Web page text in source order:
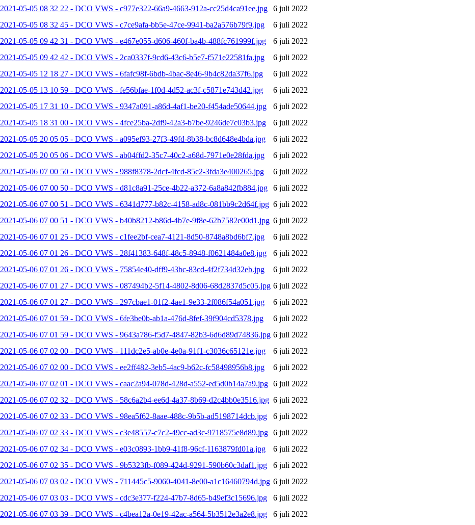
2021-05-05 08 32 22 - DCO VWS - c977e322-66a9-4663-912a-cc25d4ca91ee.jpg
6 juli 2022
2021-05-05 08 32 45 - DCO VWS - c7ce9afa-bb5e-47ce-9941-ba2a576b79f9.jpg
6 juli 2022
2021-05-05 09 42 31 - DCO VWS - e467e055-d606-460f-ba4b-488fc761999f.jpg
6 juli 2022
2021-05-05 09 42 42 - DCO VWS - 2ca0337f-9cd6-43c6-b5e7-f571e22581fa.jpg
6 juli 2022
2021-05-05 12 18 27 - DCO VWS - 6fafc98f-6bdb-4bac-8e46-9b4c82da37f6.jpg
6 juli 2022
2021-05-05 13 10 59 - DCO VWS - fe56bfae-1f0d-4d52-ac3f-c5871e743d42.jpg
6 juli 2022
2021-05-05 17 31 10 - DCO VWS - 9347a091-a86d-4af1-be20-f454ade50644.jpg
6 juli 2022
2021-05-05 18 31 00 - DCO VWS - 4fce25ba-2df9-42a3-b7be-9246de7c03b3.jpg
6 juli 2022
2021-05-05 20 05 05 - DCO VWS - a095ef93-27f3-49fd-8b38-bc8d648e4bda.jpg
6 juli 2022
2021-05-05 20 05 06 - DCO VWS - ab04ffd2-35c7-40c2-a68d-7971e0e28fda.jpg
6 juli 2022
2021-05-06 07 00 50 - DCO VWS - 988f8378-2dcf-4fcd-85c2-3fda3e400265.jpg
6 juli 2022
2021-05-06 07 00 50 - DCO VWS - d81c8a91-25ce-4b22-a372-6a8a842fb884.jpg
6 juli 2022
2021-05-06 07 00 51 - DCO VWS - 6341d777-b82c-4158-ad8c-081bb9c2d64f.jpg 6 juli 2022
2021-05-06 07 00 51 - DCO VWS - b40b8212-b86d-4b7e-9f8e-62b7582e00d1.jpg 6 juli 2022
2021-05-06 07 01 25 - DCO VWS - c1fee2bf-cea7-4121-8d50-8748a8bd6bf7.jpg
6 juli 2022
2021-05-06 07 01 26 - DCO VWS - 28f41383-648f-48c5-8948-f0621484a0e8.jpg
6 juli 2022
2021-05-06 07 01 26 - DCO VWS - 75854e40-dff9-43bc-83cd-4f2f734d32eb.jpg
6 juli 2022
2021-05-06 07 01 27 - DCO VWS - 087494b2-5f14-4802-8d06-68d2837d5c05.jpg 6 juli 2022
2021-05-06 07 01 27 - DCO VWS - 297cbae1-01f2-4ae1-9e33-2f086f54a051.jpg
6 juli 2022
2021-05-06 07 01 59 - DCO VWS - 6fe3be0b-ab1a-476d-8fef-39f904cd5378.jpg
6 juli 2022
2021-05-06 07 01 59 - DCO VWS - 9643a786-f5d7-4847-82b3-6d6d89d74836.jpg 6 juli 2022
2021-05-06 07 02 00 - DCO VWS - 111dc2e5-ab0e-4e0a-91f1-c3036c65121e.jpg
6 juli 2022
2021-05-06 07 02 00 - DCO VWS - ee2ff482-3eb5-4ac9-b62c-fc58498956b8.jpg
6 juli 2022
2021-05-06 07 02 01 - DCO VWS - caac2a94-078d-428d-a552-ed5d0b14a7a9.jpg 6 juli 2022
2021-05-06 07 02 32 - DCO VWS - 58c6a2b4-ee6d-4a37-8b69-d2c4bb0e3516.jpg 6 juli 2022
2021-05-06 07 02 33 - DCO VWS - 98ea5f62-8aae-488c-9b5b-ad5198714dcb.jpg
6 juli 2022
2021-05-06 07 02 33 - DCO VWS - c3e48557-c7c2-49cc-ad3c-9718575e8d89.jpg 6 juli 2022
2021-05-06 07 02 34 - DCO VWS - e03c0893-1bb9-41f8-96cf-1163879fd01a.jpg
6 juli 2022
2021-05-06 07 02 35 - DCO VWS - 9b5323fb-f089-424d-9291-590b60c3daf1.jpg
6 juli 2022
2021-05-06 07 03 02 - DCO VWS - 711445c5-9060-4041-8e00-a1c16460794d.jpg 6 juli 2022
2021-05-06 07 03 03 - DCO VWS - cdc3e377-f224-47b7-8d65-b49ef3c15696.jpg
6 juli 2022
2021-05-06 07 03 39 - DCO VWS - c4bea12a-0e19-42ac-a564-5b3512e3a2e8.jpg 6 juli 2022